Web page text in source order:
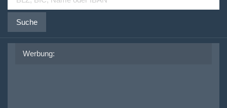
Suche
Werbung: